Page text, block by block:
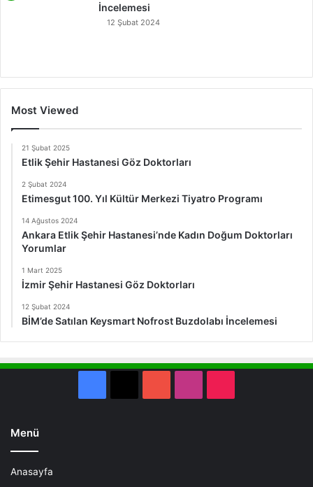
İncelemesi
12 Şubat 2024
Most Viewed
21 Şubat 2025
Etlik Şehir Hastanesi Göz Doktorları
2 Şubat 2024
Etimesgut 100. Yıl Kültür Merkezi Tiyatro Programı
14 Ağustos 2024
Ankara Etlik Şehir Hastanesi’nde Kadın Doğum Doktorları
Yorumlar
1 Mart 2025
İzmir Şehir Hastanesi Göz Doktorları
12 Şubat 2024
BİM’de Satılan Keysmart Nofrost Buzdolabı İncelemesi
Menü
Anasayfa